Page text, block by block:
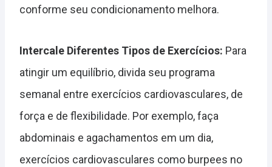
conforme seu condicionamento melhora.
Intercale Diferentes Tipos de Exercícios: Para
atingir um equilíbrio, divida seu programa
semanal entre exercícios cardiovasculares, de
força e de flexibilidade. Por exemplo, faça
abdominais e agachamentos em um dia,
exercícios cardiovasculares como burpees no